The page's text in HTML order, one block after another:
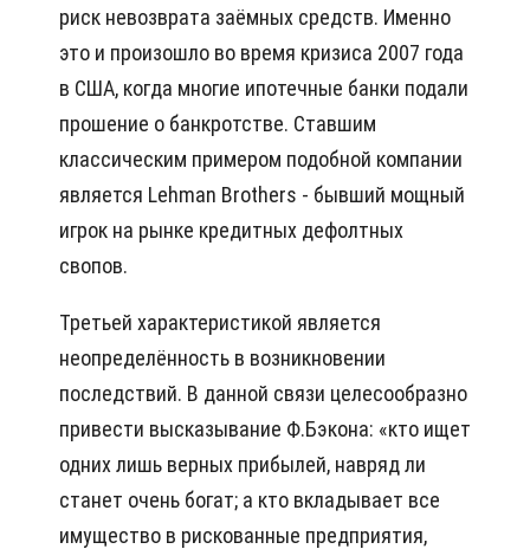
риск невозврата заёмных средств. Именно
это и произошло во время кризиса 2007 года
в США, когда многие ипотечные банки подали
прошение о банкротстве. Ставшим
классическим примером подобной компании
является Lehman Brothers - бывший мощный
игрок на рынке кредитных дефолтных
свопов.
Третьей характеристикой является
неопределённость в возникновении
последствий. В данной связи целесообразно
привести высказывание Ф.Бэкона: «кто ищет
одних лишь верных прибылей, навряд ли
станет очень богат; а кто вкладывает все
имущество в рискованные предприятия,